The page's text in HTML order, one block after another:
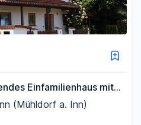
Einfamilienhaus mit
und Innauen
(Mühldorf a. Inn)